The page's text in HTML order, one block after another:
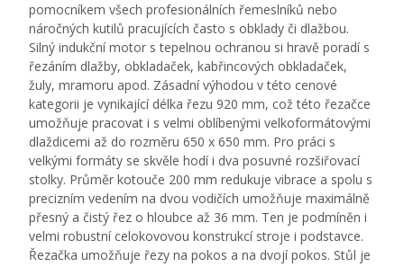
pomocníkem všech profesionálních řemeslníků nebo
náročných kutilů pracujících často s obklady či dlažbou.
Silný indukční motor s tepelnou ochranou si hravě poradí s
řezáním dlažby, obkladaček, kabřincových obkladaček,
žuly, mramoru apod. Zásadní výhodou v této cenové
kategorii je vynikající délka řezu 920 mm, což této řezačce
umožňuje pracovat i s velmi oblíbenými velkoformátovými
dlaždicemi až do rozměru 650 x 650 mm. Pro práci s
velkými formáty se skvěle hodí i dva posuvné rozšiřovací
stolky. Průměr kotouče 200 mm redukuje vibrace a spolu s
precizním vedením na dvou vodičích umožňuje maximálně
přesný a čistý řez o hloubce až 36 mm. Ten je podmíněn i
velmi robustní celokovovou konstrukcí stroje i podstavce.
Řezačka umožňuje řezy na pokos a na dvojí pokos. Stůl je